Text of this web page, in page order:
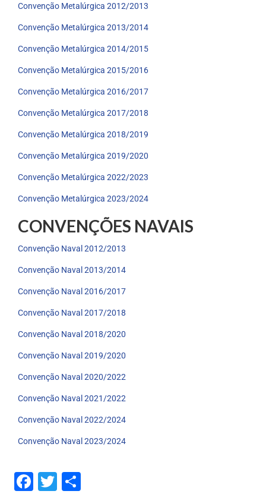
Convenção Metalúrgica 2012/2013
Convenção Metalúrgica 2013/2014
Convenção Metalúrgica 2014/2015
Convenção Metalúrgica 2015/2016
Convenção Metalúrgica 2016/2017
Convenção Metalúrgica 2017/2018
Convenção Metalúrgica 2018/2019
Convenção Metalúrgica 2019/2020
Convenção Metalúrgica 2022/2023
Convenção Metalúrgica 2023/2024
CONVENÇÕES NAVAIS
Convenção Naval 2012/2013
Convenção Naval 2013/2014
Convenção Naval 2016/2017
Convenção Naval 2017/2018
Convenção Naval 2018/2020
Convenção Naval 2019/2020
Convenção Naval 2020/2022
Convenção Naval 2021/2022
Convenção Naval 2022/2024
Convenção Naval 2023/2024
Facebook
Twitter